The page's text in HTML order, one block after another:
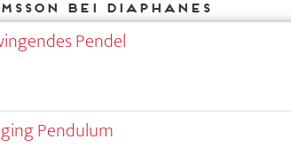
bei DIAPHANES
Pendel
Pendulum